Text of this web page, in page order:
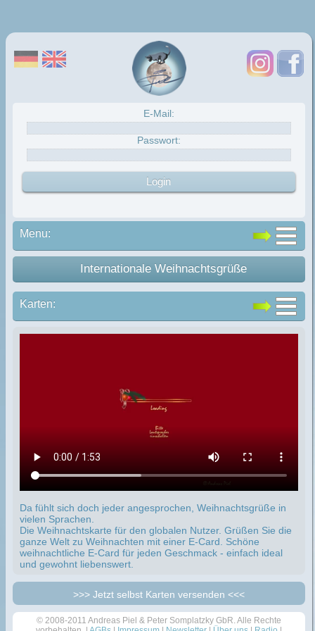
E-Mail:
Passwort:
Menu:
Internationale Weihnachtsgrüße
Karten:
Da fühlt sich doch jeder angesprochen, Weihnachtsgrüße in
vielen Sprachen.
Die Weihnachtskarte für den globalen Nutzer. Grüßen Sie die
ganze Welt zu Weihnachten mit einer E-Card. Schöne
weihnachtliche E-Card für jeden Geschmack - einfach ideal
und gewohnt liebenswert.
>>> Jetzt selbst Karten versenden <<<
© 2008-2011 Andreas Piel & Peter Somplatzky GbR. Alle Rechte